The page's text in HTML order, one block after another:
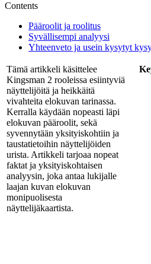
Contents
Pääroolit ja roolitus
Syvällisempi analyysi
Yhteenveto ja usein kysytyt
Tämä artikkeli käsittelee
Kingsman 2 rooleissa esiintyviä
näyttelijöitä ja heikkäitä
vivahteita elokuvan tarinassa.
Kerralla käydään nopeasti läpi
elokuvan pääroolit, sekä
syvennytään yksityiskohtiin ja
taustatietoihin näyttelijöiden
urista. Artikkeli tarjoaa nopeat
faktat ja yksityiskohtaisen
analyysin, joka antaa lukijalle
laajan kuvan elokuvan
monipuolisesta
näyttelijäkaartista.